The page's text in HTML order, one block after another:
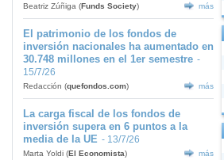
Beatriz Zúñiga (Funds Society) más
El patrimonio de los fondos de
inversión nacionales ha aumentado en
30.748 millones en el 1er semestre -
15/7/26
Redacción (quefondos.com) más
La carga fiscal de los fondos de
inversión supera en 6 puntos a la
media de la UE - 13/7/26
Marta Yoldi (El Economista) más